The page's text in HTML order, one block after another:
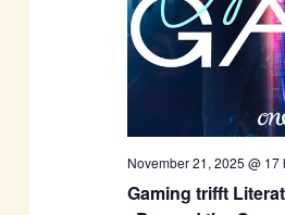
Gaming trifft
November 21, 2025 @ 17